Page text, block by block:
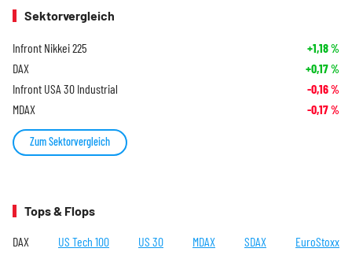
Sektorvergleich
Infront Nikkei 225 +1,18%
DAX +0,17%
Infront USA 30 Industrial -0,16%
MDAX -0,17%
Zum Sektorvergleich
Tops & Flops
DAX US Tech 100 US 30 MDAX SDAX EuroStoxx